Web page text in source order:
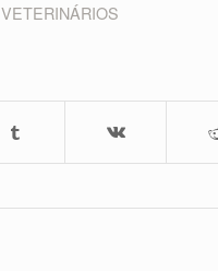
VETERINÁRIOS